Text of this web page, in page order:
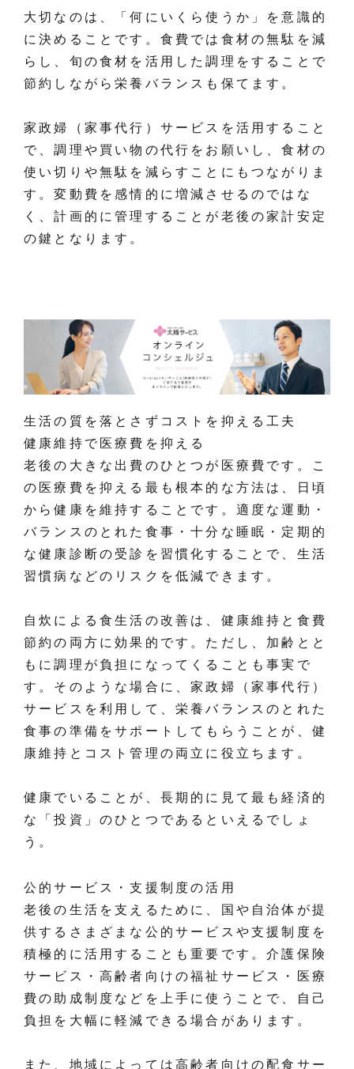
大切なのは、「何にいくら使うか」を意識的
に決めることです。食費では食材の無駄を減
らし、旬の食材を活用した調理をすることで
節約しながら栄養バランスも保てます。
家政婦（家事代行）サービスを活用すること
で、調理や買い物の代行をお願いし、食材の
使い切りや無駄を減らすことにもつながりま
す。変動費を感情的に増減させるのではな
く、計画的に管理することが老後の家計安定
の鍵となります。
生活の質を落とさずコストを抑える工夫
健康維持で医療費を抑える
老後の大きな出費のひとつが医療費です。こ
の医療費を抑える最も根本的な方法は、日頃
から健康を維持することです。適度な運動・
バランスのとれた食事・十分な睡眠・定期的
な健康診断の受診を習慣化することで、生活
習慣病などのリスクを低減できます。
自炊による食生活の改善は、健康維持と食費
節約の両方に効果的です。ただし、加齢とと
もに調理が負担になってくることも事実で
す。そのような場合に、家政婦（家事代行）
サービスを利用して、栄養バランスのとれた
食事の準備をサポートしてもらうことが、健
康維持とコスト管理の両立に役立ちます。
健康でいることが、長期的に見て最も経済的
な「投資」のひとつであるといえるでしょ
う。
公的サービス・支援制度の活用
老後の生活を支えるために、国や自治体が提
供するさまざまな公的サービスや支援制度を
積極的に活用することも重要です。介護保険
サービス・高齢者向けの福祉サービス・医療
費の助成制度などを上手に使うことで、自己
負担を大幅に軽減できる場合があります。
また、地域によっては高齢者向けの配食サー